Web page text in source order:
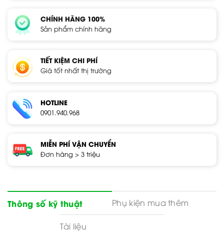
CHÍNH HÃNG 100%
Sản phẩm chính hãng
TIẾT KIỆM CHI PHÍ
Giá tốt nhất thị trường
HOTLINE
0901.940.968
MIỄN PHÍ VẬN CHUYỂN
Đơn hàng > 3 triệu
Thông số kỹ thuật Phụ kiện mua thêm
Tài liệu